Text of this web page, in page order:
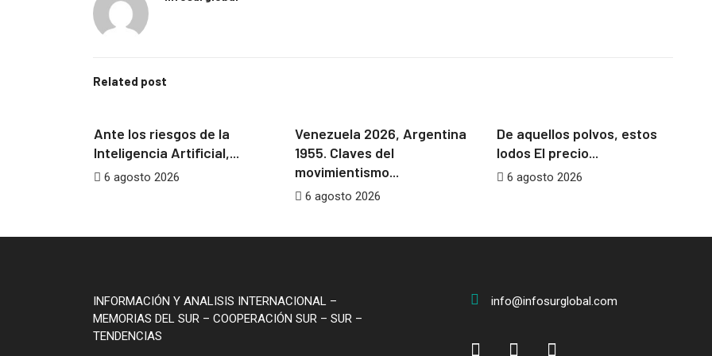
Related post
Ante los riesgos de la
Inteligencia Artificial,...
6 agosto 2026
Venezuela 2026, Argentina
1955. Claves del
movimientismo...
6 agosto 2026
De aquellos polvos, estos
lodos El precio...
6 agosto 2026
INFORMACIÓN Y ANALISIS INTERNACIONAL –
MEMORIAS DEL SUR – COOPERACIÓN SUR – SUR –
TENDENCIAS
info@infosurglobal.com